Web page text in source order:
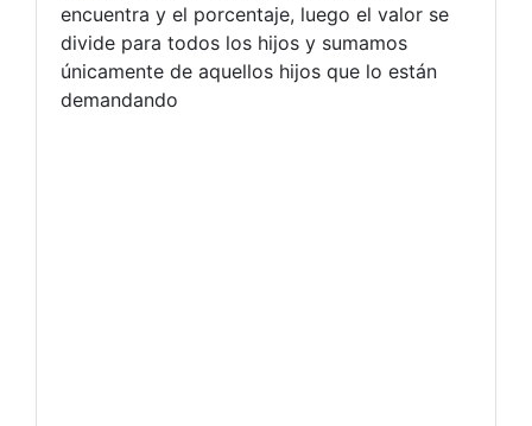
encuentra y el porcentaje, luego el valor se
divide para todos los hijos y sumamos
únicamente de aquellos hijos que lo están
demandando